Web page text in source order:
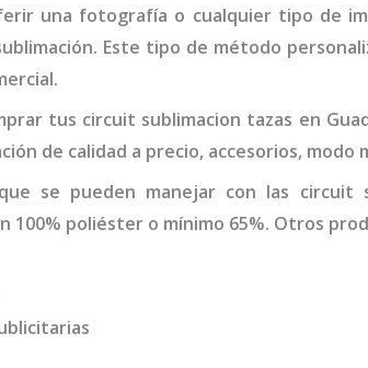
una fotografía o cualquier tipo de
Este tipo de método
tus circuit sublimacion tazas en
de calidad a precio, accesorios,
se pueden manejar con las circuit
100% poliéster o mínimo 65%. Otros